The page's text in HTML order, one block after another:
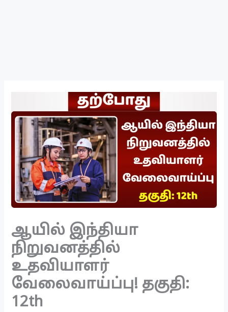
ஆயில் இந்தியா
நிறுவனத்தில்
உதவியாளர்
வேலைவாய்ப்பு! தகுதி:
12th